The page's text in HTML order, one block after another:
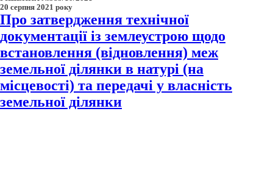
20 серпня 2021 року
Про затвердження технічної
документації із землеустрою щодо
встановлення (відновлення) меж
земельної ділянки в натурі (на
місцевості) та передачі у власність
земельної ділянки